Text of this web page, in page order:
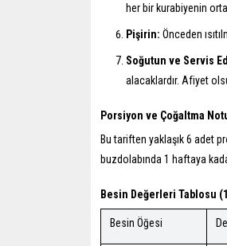
her bir kurabiyenin
Pişirin: Önceden
Soğutun ve Servis
alacaklardır. Afiyet
Porsiyon ve Çoğaltma
Bu tariften yaklaşık 6 adet
buzdolabında 1 haftaya
Besin Değerleri Tablosu
Besin Öğesi